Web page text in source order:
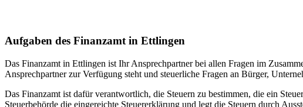
Aufgaben des Finanzamt in Ettlingen
Das Finanzamt in Ettlingen ist Ihr Ansprechpartner bei allen Fragen im
Ansprechpartner zur Verfügung steht und steuerliche Fragen an Bürger,
Das Finanzamt ist dafür verantwortlich, die Steuern zu bestimmen, die ein
Steuerbehörde die eingereichte Steuererklärung und legt die Steuern durch